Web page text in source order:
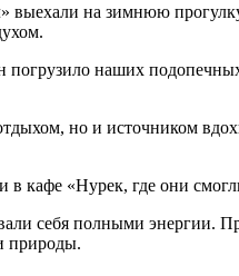
на зимнюю
погрузило наших
но и источником
кафе «Нурек, где они
себя полными энергии.
природы.